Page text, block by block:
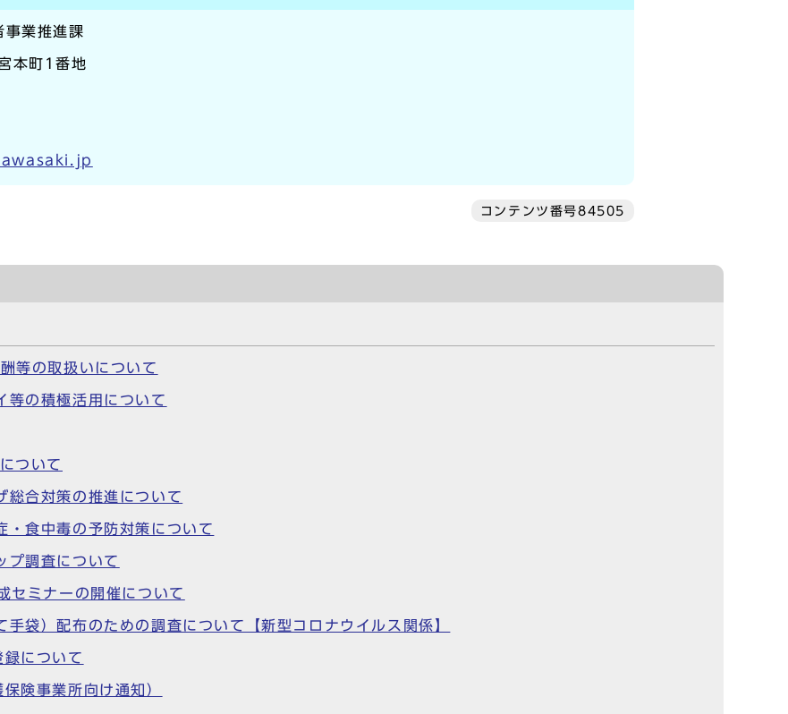
事業推進課
本町1番地
コンテンツ番号84505
等の取扱いについて
等の積極活用について
ついて
総合対策の推進について
・食中毒の予防対策について
プ調査について
セミナーの開催について
袋）配布のための調査について【新型コロナウイルス関係】
について
険事業所向け通知）